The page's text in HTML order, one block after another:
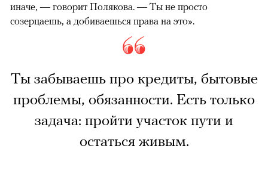
иначе, — говорит Полякова. — Ты не просто
созерцаешь, а добиваешься права на это».
Ты забываешь про кредиты, бытовые
проблемы, обязанности. Есть только
задача: пройти участок пути и
остаться живым.